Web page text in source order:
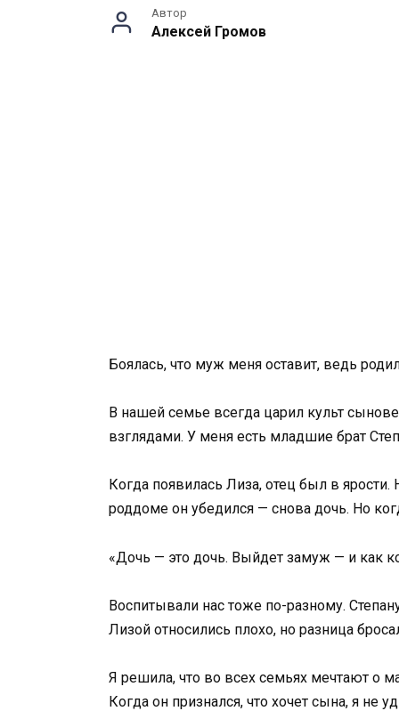
Автор
Алексей Громов
Боялась, что муж меня оставит, ведь
В нашей семье всегда царил культ
взглядами. У меня есть младшие брат
Когда появилась Лиза, отец был в
роддоме он убедился — снова дочь. Но
«Дочь — это дочь. Выйдет замуж — и как
Воспитывали нас тоже по-разному.
Лизой относились плохо, но разница
Я решила, что во всех семьях мечтают о
Когда он признался, что хочет сына, я не